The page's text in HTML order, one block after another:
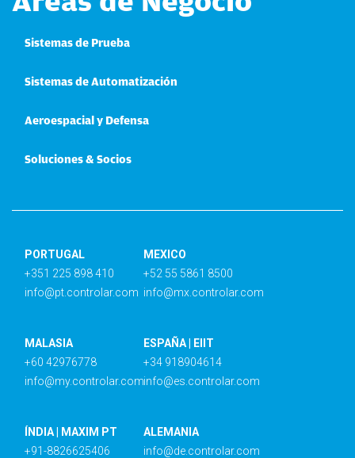
Sistemas de Prueba
Sistemas de Automatización
Aeroespacial y Defensa
Soluciones & Socios
PORTUGAL
+351 225 898 410
info@pt.controlar.com
MEXICO
+52 55 5861 8500
info@mx.controlar.com
MALASIA
+60 42976778
info@my.controlar.com
ESPAÑA | EIIT
+34 918904614
info@es.controlar.com
ÍNDIA | MAXIM PT
+91-8826625406
ALEMANIA
info@de.controlar.com